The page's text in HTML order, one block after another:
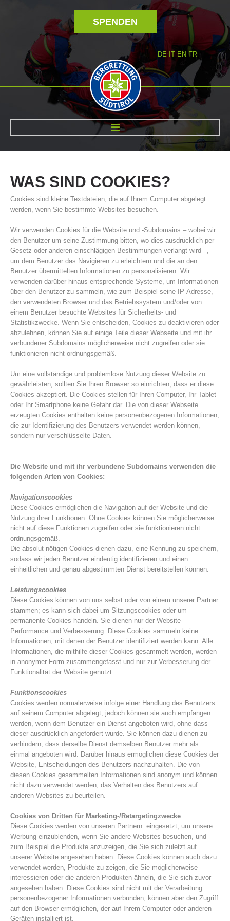
SPENDEN
DE IT EN FR
Vereinsgeschichte
Bergrettungsstellen
Vorstand
WAS SIND COOKIES?
Cookies sind kleine Textdateien, die auf Ihrem Computer abgelegt
werden, wenn Sie bestimmte Websites besuchen.
Wir verwenden Cookies für die Website und -Subdomains – wobei wir
den Benutzer um seine Zustimmung bitten, wo dies ausdrücklich per
Gesetz oder anderen einschlägigen Bestimmungen verlangt wird –,
um dem Benutzer das Navigieren zu erleichtern und die an den
Benutzer übermittelten Informationen zu personalisieren. Wir
verwenden darüber hinaus entsprechende Systeme, um Informationen
über den Benutzer zu sammeln, wie zum Beispiel seine IP-Adresse,
den verwendeten Browser und das Betriebssystem und/oder von
einem Benutzer besuchte Websites für Sicherheits- und
Statistikzwecke. Wenn Sie entscheiden, Cookies zu deaktivieren oder
abzulehnen, können Sie auf einige Teile dieser Webseite und mit ihr
verbundener Subdomains möglicherweise nicht zugreifen oder sie
funktionieren nicht ordnungsgemäß.
Um eine vollständige und problemlose Nutzung dieser Website zu
gewährleisten, sollten Sie Ihren Browser so einrichten, dass er diese
Cookies akzeptiert. Die Cookies stellen für Ihren Computer, Ihr Tablet
oder Ihr Smartphone keine Gefahr dar. Die von dieser Webseite
erzeugten Cookies enthalten keine personenbezogenen Informationen,
die zur Identifizierung des Benutzers verwendet werden können,
sondern nur verschlüsselte Daten.
Die Website und mit ihr verbundene Subdomains verwenden die
folgenden Arten von Cookies:
Navigationscookies
Diese Cookies ermöglichen die Navigation auf der Website und die
Nutzung ihrer Funktionen. Ohne Cookies können Sie möglicherweise
nicht auf diese Funktionen zugreifen oder sie funktionieren nicht
ordnungsgemäß.
Die absolut nötigen Cookies dienen dazu, eine Kennung zu speichern,
sodass wir jeden Benutzer eindeutig identifizieren und einen
einheitlichen und genau abgestimmten Dienst bereitstellen können.
Leistungscookies
Diese Cookies können von uns selbst oder von einem unserer Partner
stammen; es kann sich dabei um Sitzungscookies oder um
permanente Cookies handeln. Sie dienen nur der Website-
Performance und Verbesserung. Diese Cookies sammeln keine
Informationen, mit denen der Benutzer identifiziert werden kann. Alle
Informationen, die mithilfe dieser Cookies gesammelt werden, werden
in anonymer Form zusammengefasst und nur zur Verbesserung der
Funktionalität der Website genutzt.
Funktionscookies
Cookies werden normalerweise infolge einer Handlung des Benutzers
auf seinem Computer abgelegt, jedoch können sie auch empfangen
werden, wenn dem Benutzer ein Dienst angeboten wird, ohne dass
dieser ausdrücklich angefordert wurde. Sie können dazu dienen zu
verhindern, dass derselbe Dienst demselben Benutzer mehr als
einmal angeboten wird. Darüber hinaus ermöglichen diese Cookies der
Website, Entscheidungen des Benutzers nachzuhalten. Die von
diesen Cookies gesammelten Informationen sind anonym und können
nicht dazu verwendet werden, das Verhalten des Benutzers auf
anderen Websites zu beurteilen.
Cookies von Dritten für Marketing-/Retargetingzwecke
Diese Cookies werden von unseren Partnern eingesetzt, um unsere
Werbung einzublenden, wenn Sie andere Websites besuchen, und
zum Beispiel die Produkte anzuzeigen, die Sie sich zuletzt auf
unserer Website angesehen haben. Diese Cookies können auch dazu
verwendet werden, Produkte zu zeigen, die Sie möglicherweise
interessieren oder die anderen Produkten ähneln, die Sie sich zuvor
angesehen haben. Diese Cookies sind nicht mit der Verarbeitung
personenbezogener Informationen verbunden, können aber den Zugriff
auf den Browser ermöglichen, der auf Ihrem Computer oder anderen
Geräten installiert ist.